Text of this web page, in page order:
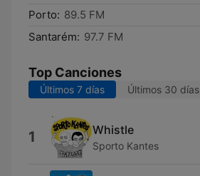
Porto: 89.5 FM
Santarém: 97.7 FM
Top Canciones
Últimos 7 días Últimos 30 días
1 Whistle
Sporto Kantes